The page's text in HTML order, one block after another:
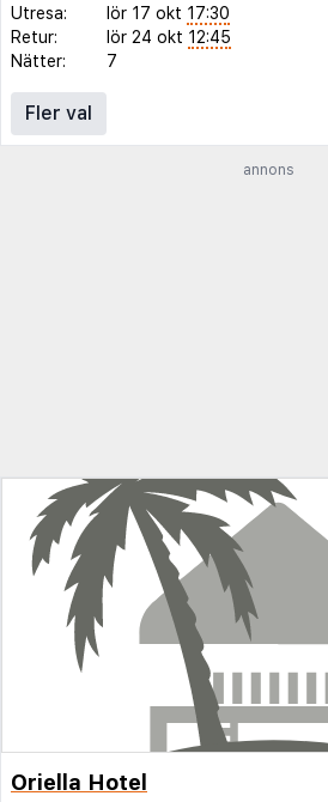
Utresa:
lör 17 okt 17:30
Retur:
lör 24 okt 12:45
Nätter:
7
Fler val
annons
Oriella Hotel